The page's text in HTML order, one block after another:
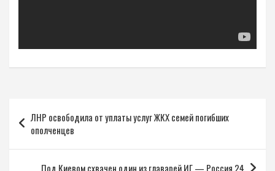
Навигация
по
записям
ЛНР освободила от уплаты услуг ЖКХ семей погибших
ополченцев
Под Киевом схвачен один из главарей ИГ — Россия 24